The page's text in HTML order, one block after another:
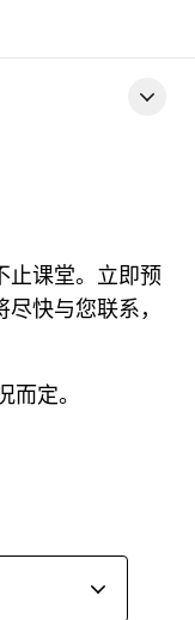
止课堂。立即预
快与您联系，
定。